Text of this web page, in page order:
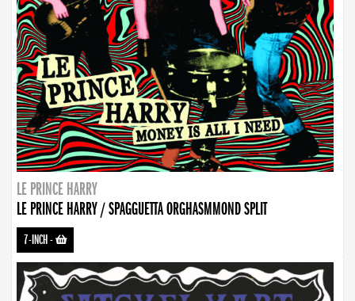
LE PRINCE HARRY
LE PRINCE HARRY / SPAGGUETTA ORGHASMMOND SPLIT
7-INCH-